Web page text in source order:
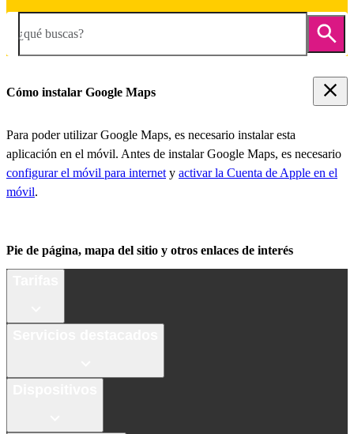
¿qué buscas?
Cómo instalar Google Maps
Para poder utilizar Google Maps, es necesario instalar esta
aplicación en el móvil. Antes de instalar Google Maps, es necesario
configurar el móvil para internet y activar la Cuenta de Apple en el
móvil.
Pie de página, mapa del sitio y otros enlaces de interés